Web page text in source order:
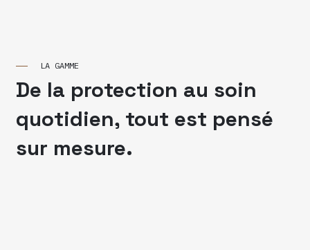
LA GAMME
De la protection au soin
quotidien, tout est pensé
sur mesure.